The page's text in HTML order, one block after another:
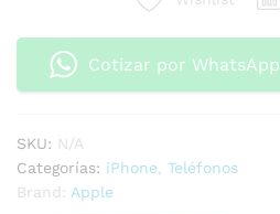
Cotizar por WhatsApp
SKU: N/A
Categorías: iPhone, Teléfonos
Brand: Apple